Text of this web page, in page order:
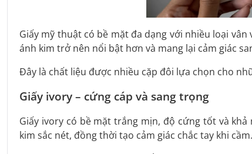
Giấy mỹ thuật có bề mặt đa dạng với nhiều loại
ánh kim trở nên nổi bật hơn và mang lại cảm giác
Đây là chất liệu được nhiều cặp đôi lựa chọn cho
Giấy ivory – cứng cáp và sang trọng
Giấy ivory có bề mặt trắng mịn, độ cứng tốt và
kim sắc nét, đồng thời tạo cảm giác chắc tay khi cầm.